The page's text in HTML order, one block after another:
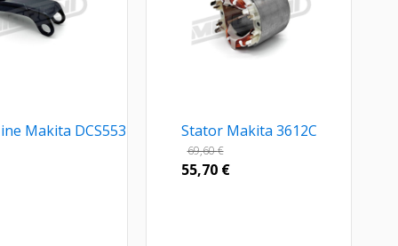
Makita DCS553 Stator Makita 3612C
69,60€
55,70 €